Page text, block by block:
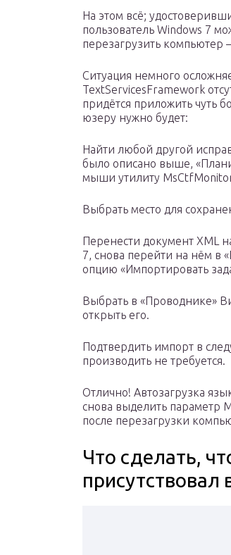
На этом всё;
пользователь Windows 7
перезагрузить компьютер
Ситуация немного
TextServicesFramework
придётся приложить чуть
юзеру нужно будет:
Найти любой другой
было описано выше,
мыши утилиту
Выбрать место для
Перенести документ XML
7, снова перейти на нём в
опцию «Импортировать
Выбрать в «Проводнике»
открыть его.
Подтвердить импорт в
производить не требуется.
Отлично! Автозагрузка
снова выделить параметр
после перезагрузки
Что сделать,
присутствовал